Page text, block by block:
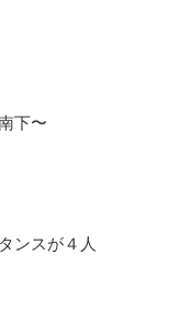
下〜
ンスが４人